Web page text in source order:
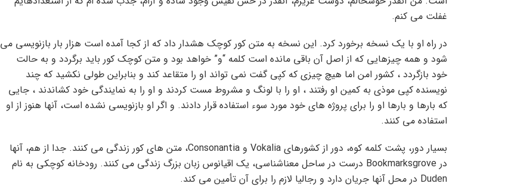
غفلت می کنم.
در راه او با یک نسخه برخورد کرد. این نسخه به متن کور کوچک هشدار داد که از کجا آمده است هزار بار بازنویسی می
شود و همه چیزهایی که از اصل آن باقی مانده است کلمه “و” خواهد بود و متن کوچک کور باید برگردد و به حالت
خود بازگردد ، کشور امن اما هیچ چیزی که کپی گفت نمی تواند او را متقاعد کند و بنابراین طولی نکشید که چند
نویسنده کپی موذی به کمین او رفتند ، او را با لونگ و مشروط مست کردند و او را به نمایندگی خود کشاندند ، جایی
که بارها و بارها او را برای پروژه های خود مورد سوء استفاده قرار دادند. و اگر او بازنویسی نشده است، آنها هنوز از او
استفاده می کنند.
بسیار دور، پشت کلمه کوه، دور از کشورهای Vokalia و Consonantia، متن های کور زندگی می کنند. جدا از هم، آنها
در Bookmarksgrove درست در ساحل معناشناسی، یک اقیانوس زبان بزرگ زندگی می کنند. رودخانه کوچکی به نام
Duden در محل آنها جریان دارد و رجالیا لازم را برای آن تأمین می کند.